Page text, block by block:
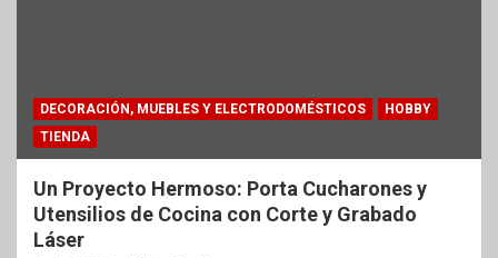
DECORACIÓN, MUEBLES Y ELECTRODOMÉSTICOS
HOBBY
TIENDA
Un Proyecto Hermoso: Porta Cucharones y
Utensilios de Cocina con Corte y Grabado
Láser